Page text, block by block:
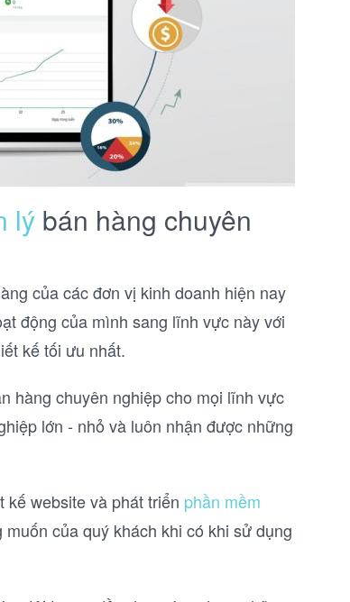
lý bán hàng chuyên
của các đơn vị kinh doanh hiện nay
động của mình sang lĩnh vực này với
kế tối ưu nhất.
hàng chuyên nghiệp cho mọi lĩnh vực
lớn - nhỏ và luôn nhận được những
kế website và phát triển phần mềm
của quý khách khi có khi sử dụng